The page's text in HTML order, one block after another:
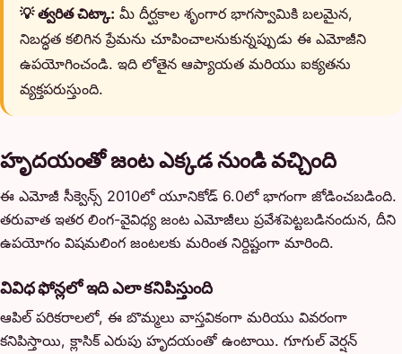
💡 త్వరిత చిట్కా: మీ దీర్ఘకాల శృంగార భాగస్వామికి బలమైన,
నిబద్ధత కలిగిన ప్రేమను చూపించాలనుకున్నప్పుడు ఈ ఎమోజీని
ఉపయోగించండి. ఇది లోతైన ఆప్యాయత మరియు ఐక్యతను
వ్యక్తపరుస్తుంది.
హృదయంతో జంట ఎక్కడ నుండి వచ్చింది
ఈ ఎమోజీ సీక్వెన్స్ 2010లో యూనికోడ్ 6.0లో భాగంగా జోడించబడింది.
తరువాత ఇతర లింగ-వైవిధ్య జంట ఎమోజీలు ప్రవేశపెట్టబడినందున, దీని
ఉపయోగం విషమలింగ జంటలకు మరింత నిర్దిష్టంగా మారింది.
వివిధ ఫోన్లలో ఇది ఎలా కనిపిస్తుంది
ఆపిల్ పరికరాలలో, ఈ బొమ్మలు వాస్తవికంగా మరియు వివరంగా
కనిపిస్తాయి, క్లాసిక్ ఎరుపు హృదయంతో ఉంటాయి. గూగుల్ వెర్షన్